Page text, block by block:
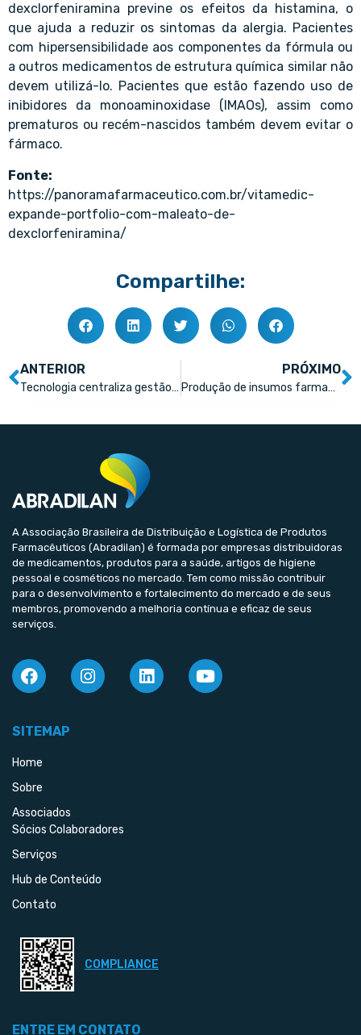
dexclorfeniramina previne os efeitos da histamina, o
que ajuda a reduzir os sintomas da alergia. Pacientes
com hipersensibilidade aos componentes da fórmula ou
a outros medicamentos de estrutura química similar não
devem utilizá-lo. Pacientes que estão fazendo uso de
inibidores da monoaminoxidase (IMAOs), assim como
prematuros ou recém-nascidos também devem evitar o
fármaco.
Fonte:
https://panoramafarmaceutico.com.br/vitamedic-
expande-portfolio-com-maleato-de-
dexclorfeniramina/
Compartilhe:
ANTERIOR
Tecnologia centraliza gestão e promove eficiência para farmácias
PRÓXIMO
Produção de insumos farmacêuticos no Brasil
A Associação Brasileira de Distribuição e Logística de Produtos
Farmacêuticos (Abradilan) é formada por empresas distribuidoras
de medicamentos, produtos para a saúde, artigos de higiene
pessoal e cosméticos no mercado. Tem como missão contribuir
para o desenvolvimento e fortalecimento do mercado e de seus
membros, promovendo a melhoria contínua e eficaz de seus
serviços.
SITEMAP
Home
Sobre
Associados
Sócios Colaboradores
Serviços
Hub de Conteúdo
Contato
COMPLIANCE
ENTRE EM CONTATO